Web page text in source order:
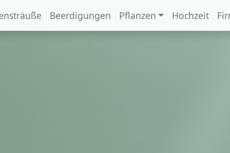
Beerdigungen Pflanzen Hochzeit